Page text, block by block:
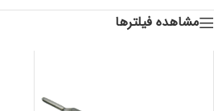
مشاهده فیلترها